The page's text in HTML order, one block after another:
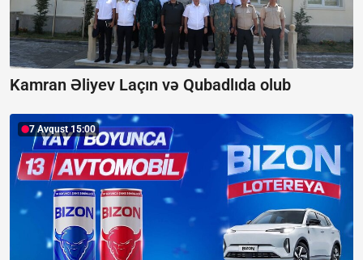
Kamran Əliyev Laçın və Qubadlıda olub
7 Avqust 15:00